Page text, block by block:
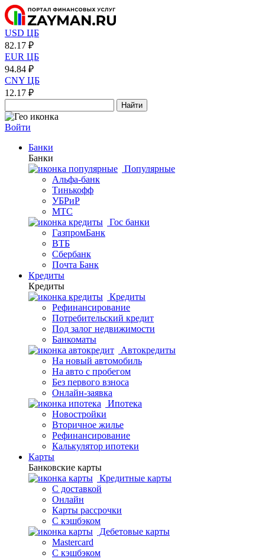
USD ЦБ
82.17 ₽
EUR ЦБ
94.84 ₽
CNY ЦБ
12.17 ₽
Найти
Войти
Банки
Банки
Популярные
Альфа-банк
Тинькофф
УБРиР
МТС
Гос банки
ГазпромБанк
ВТБ
Сбербанк
Почта Банк
Кредиты
Кредиты
Кредиты
Рефинансирование
Потребительский кредит
Под залог недвижимости
Банкоматы
Автокредиты
На новый автомобиль
На авто с пробегом
Без первого взноса
Онлайн-заявка
Ипотека
Новостройки
Вторичное жилье
Рефинансирование
Калькулятор ипотеки
Карты
Банковские карты
Кредитные карты
С доставкой
Онлайн
Карты рассрочки
С кэшбэком
Дебетовые карты
Mastercard
С кэшбэком